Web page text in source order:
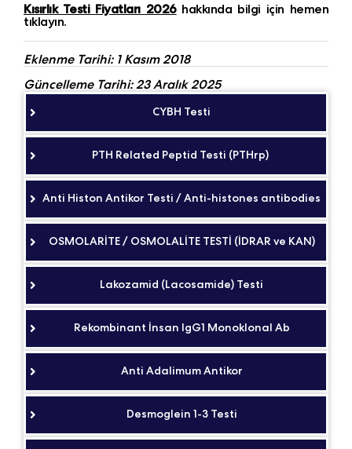
Kısırlık Testi Fiyatları 2026hakkında bilgi için hemen
tıklayın.
Eklenme Tarihi: 1 Kasım 2018
Güncelleme Tarihi: 23 Aralık 2025
CYBH Testi
PTH Related Peptid Testi (PTHrp)
Anti Histon Antikor Testi / Anti-histones antibodies
OSMOLARİTE / OSMOLALİTE TESTİ (İDRAR ve KAN)
Lakozamid (Lacosamide) Testi
Rekombinant İnsan IgG1 Monoklonal Ab
Anti Adalimum Antikor
Desmoglein 1-3 Testi